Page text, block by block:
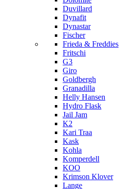
Duvillard
Dynafit
Dynastar
Fischer
Frieda & Freddies
Fritschi
G3
Giro
Goldbergh
Granadilla
Helly Hansen
Hydro Flask
Jail Jam
K2
Kari Traa
Kask
Kohla
Komperdell
KOO
Krimson Klover
Lange